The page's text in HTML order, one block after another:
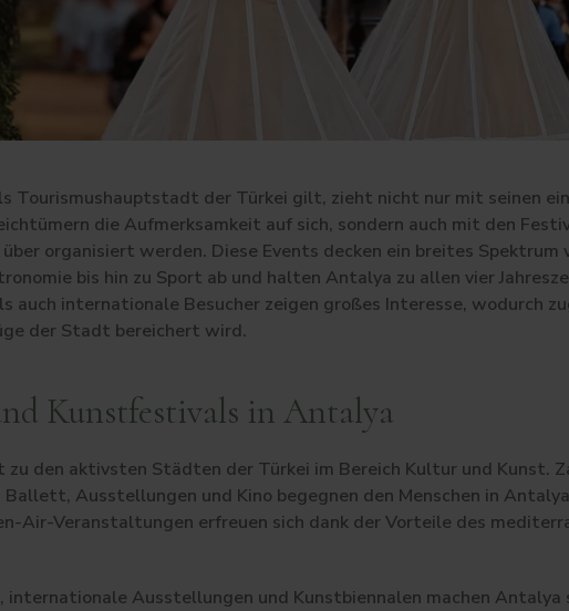
Tourismushauptstadt der Türkei gilt, zieht nicht nur mit seinen
die Aufmerksamkeit auf sich, sondern auch mit den
über organisiert werden. Diese Events decken ein breites
bis hin zu Sport ab und halten Antalya zu allen vier
auch internationale Besucher zeigen großes Interesse, wodurch
der Stadt bereichert wird.
Kunstfestivals in Antalya
den aktivsten Städten der Türkei im Bereich Kultur und Kunst.
Ausstellungen und Kino begegnen den Menschen in Antalya
Air-Veranstaltungen erfreuen sich dank der Vorteile des
Ausstellungen und Kunstbiennalen machen Antalya